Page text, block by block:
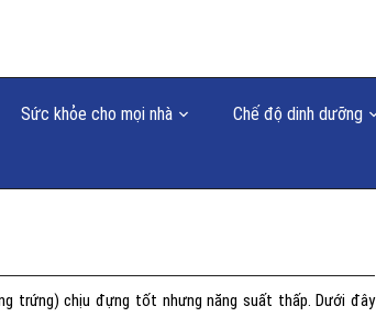
Sức khỏe cho mọi nhà Chế độ dinh dưỡng
trứng) chịu đựng tốt nhưng năng suất thấp. Dưới đây